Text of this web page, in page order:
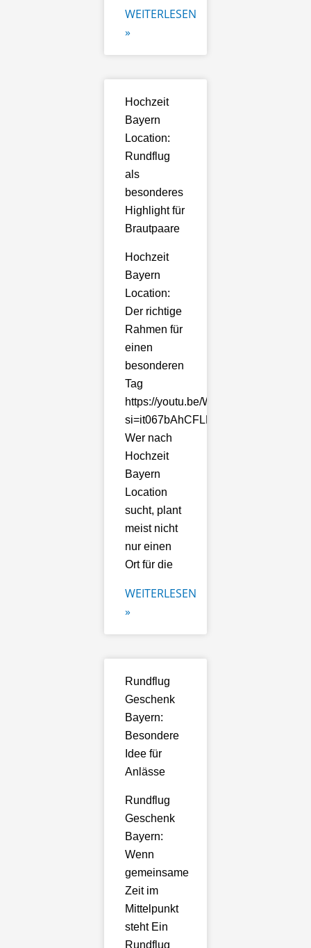
WEITERLESEN
»
Hochzeit
Bayern
Location:
Rundflug
als
besonderes
Highlight für
Brautpaare
Hochzeit
Bayern
Location:
Der richtige
Rahmen für
einen
besonderen
Tag
https://youtu.be/Whp5ledx700?
si=it067bAhCFLLdt7i
Wer nach
Hochzeit
Bayern
Location
sucht, plant
meist nicht
nur einen
Ort für die
WEITERLESEN
»
Rundflug
Geschenk
Bayern:
Besondere
Idee für
Anlässe
Rundflug
Geschenk
Bayern:
Wenn
gemeinsame
Zeit im
Mittelpunkt
steht Ein
Rundflug